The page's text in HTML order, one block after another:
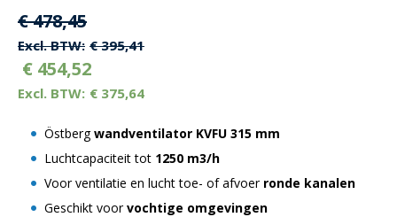
Oorspronkelijke
prijs
was:
€ 478,45.
€478,45Huidige
prijs
is:
€ 478,45.
€395,41
€ 454,52
€ 375,64
Östbergwandventilator KVFU 315 mm
Luchtcapaciteit tot 1250 m3/h
Voor ventilatie en lucht toe- of afvoer ronde kanalen
Geschikt voorvochtige omgevingen